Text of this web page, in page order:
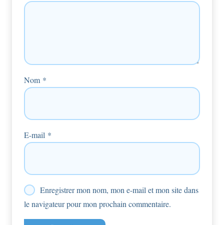
Nom *
E-mail *
Enregistrer mon nom, mon e-mail et mon site dans
le navigateur pour mon prochain commentaire.